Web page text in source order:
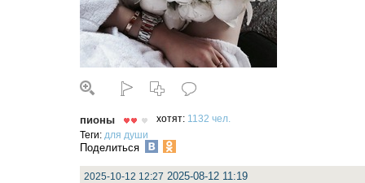
пионы хотят: 1132 чел.
Теги: для души
Поделиться
2025-10-12 12:27 2025-08-12 11:19